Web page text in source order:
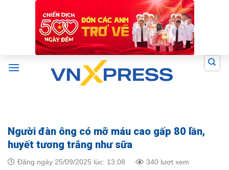
Người đàn ông có mỡ máu cao gấp 80 lần,
huyết tương trắng như sữa
Đăng ngày 25/09/2025 lúc: 13:08 340 lượt xem